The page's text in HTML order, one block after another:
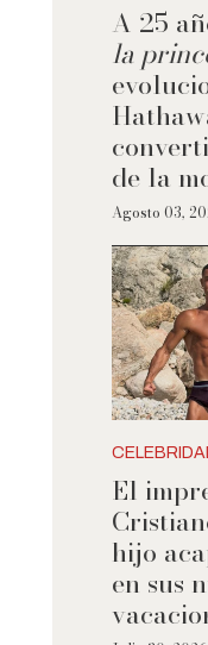
A 25
la
de la
Agosto 03,
El
hijo
en sus